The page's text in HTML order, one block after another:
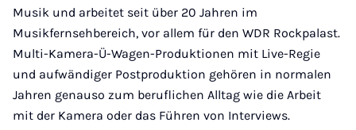
Musik und arbeitet seit über 20 Jahren im
Musikfernsehbereich, vor allem für den WDR Rockpalast.
Multi-Kamera-Ü-Wagen-Produktionen mit Live-Regie
und aufwändiger Postproduktion gehören in normalen
Jahren genauso zum beruflichen Alltag wie die Arbeit
mit der Kamera oder das Führen von Interviews.